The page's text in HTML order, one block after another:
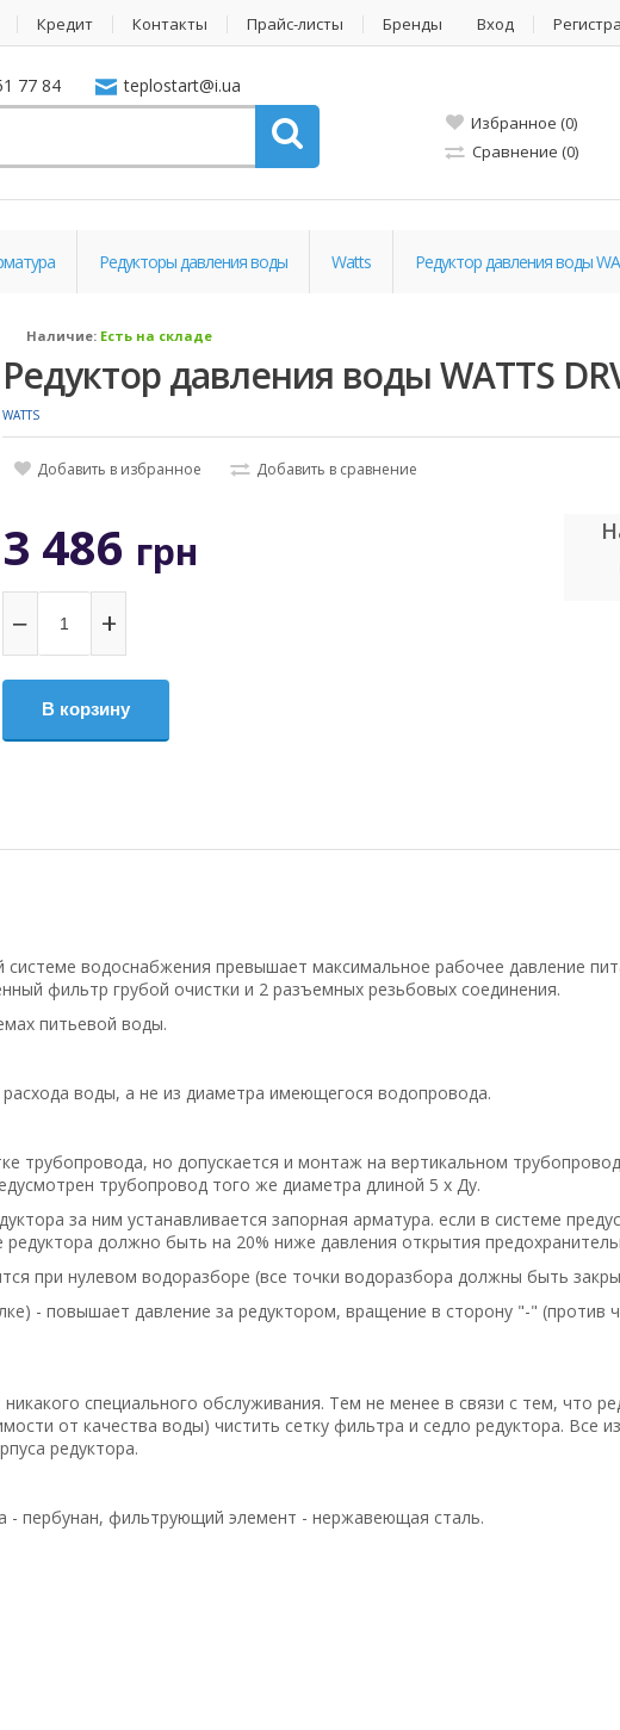
Кредит Контакты Прайс-листы Бренды Вход
77 84 teplostart@i.ua
Избранное (0)
Сравнение (0)
Редукторы давления воды Watts Редуктор давления воды
Наличие: Есть на складе
Редуктор давления воды WATTS
WATTS
Добавить в избранное Добавить в сравнение
3 486 грн
− +
В корзину
водоснабжения превышает максимальное рабочее давление
фильтр грубой очистки и 2 разъемных резьбовых соединения.
питьевой воды.
воды, а не из диаметра имеющегося водопровода.
трубопровода, но допускается и монтаж на вертикальном
трубопровод того же диаметра длиной 5 х Ду.
за ним устанавливается запорная арматура. если в системе
должно быть на 20% ниже давления открытия
при нулевом водоразборе (все точки водоразбора должны быть
- повышает давление за редуктором, вращение в сторону "-" (против
специального обслуживания. Тем не менее в связи с тем, что
от качества воды) чистить сетку фильтра и седло редуктора. Все
редуктора.
- пербунан, фильтрующий элемент - нержавеющая сталь.